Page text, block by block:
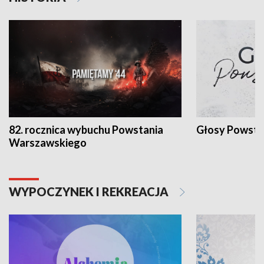
82. rocznica wybuchu Powstania
Warszawskiego
Głosy
WYPOCZYNEK I REKREACJA